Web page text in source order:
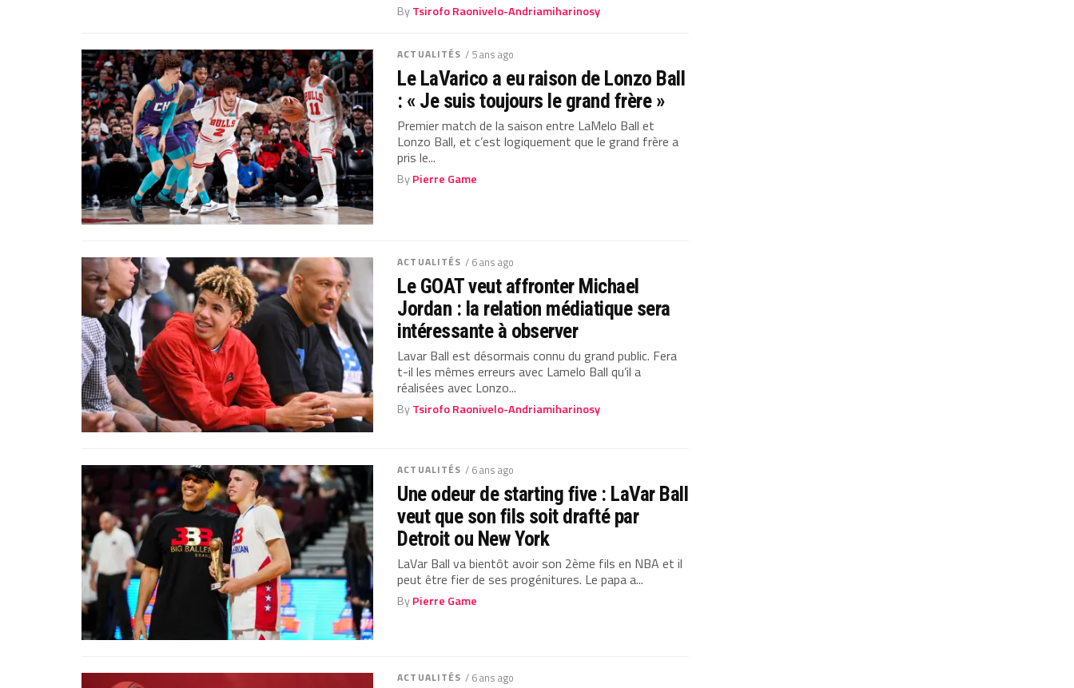
ByTsirofo Raonivelo-Andriamiharinosy
ACTUALITÉS / 5 ans ago
Le LaVarico a eu raison de Lonzo Ball
: « Je suis toujours le grand frère »
Premier match de la saison entre LaMelo Ball et
Lonzo Ball, et c’est logiquement que le grand frère a
pris le...
ByPierre Game
ACTUALITÉS / 6 ans ago
Le GOAT veut affronter Michael
Jordan : la relation médiatique sera
intéressante à observer
Lavar Ball est désormais connu du grand public. Fera
t-il les mêmes erreurs avec Lamelo Ball qu’il a
réalisées avec Lonzo...
ByTsirofo Raonivelo-Andriamiharinosy
ACTUALITÉS / 6 ans ago
Une odeur de starting five : LaVar Ball
veut que son fils soit drafté par
Detroit ou New York
LaVar Ball va bientôt avoir son 2ème fils en NBA et il
peut être fier de ses progénitures. Le papa a...
ByPierre Game
ACTUALITÉS / 6 ans ago